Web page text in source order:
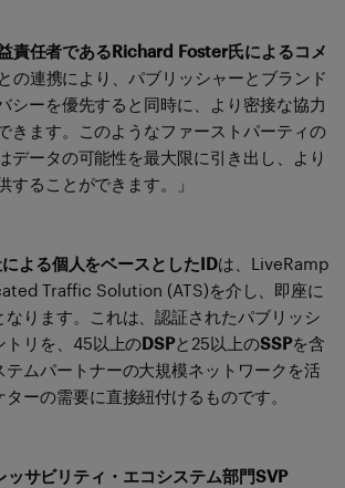
責任者であるRichard Foster氏によるコメ
の連携により、パブリッシャーとブランド
シーを優先すると同時に、より密接な協力
きます。このようなファーストパーティの
データの可能性を最大限に引き出し、より
することができます。」
よる個人をベースとしたIDは、LiveRamp
Traffic Solution (ATS)を介し、即座に
なります。これは、認証されたパブリッシ
トリを、45以上のDSPと25以上のSSPを含
テムパートナーの大規模ネットワークを活
ターの需要に直接紐付けるものです。
サビリティ・エコシステム部門SVP